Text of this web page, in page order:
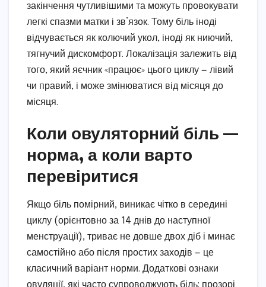
закінчення чутливішими та можуть провокувати
легкі спазми матки і зв’язок. Тому біль іноді
відчувається як колючий укол, іноді як ниючий,
тягнучий дискомфорт. Локалізація залежить від
того, який яєчник «працює» цього циклу — лівий
чи правий, і може змінюватися від місяця до
місяця.
Коли овуляторний біль —
норма, а коли варто
перевіритися
Якщо біль помірний, виникає чітко в середині
циклу (орієнтовно за 14 днів до наступної
менструації), триває не довше двох діб і минає
самостійно або після простих заходів — це
класичний варіант норми. Додаткові ознаки
овуляції, які часто супроводжують біль: прозорі